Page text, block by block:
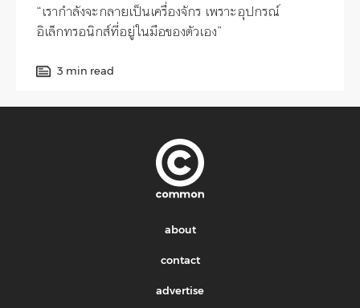
“เรากำลังจะกลายเป็นเครื่องจักร เพราะอุปกรณ์
อิเล็กทรอนิกส์ที่อยู่ในมือของตัวเอง”
3 min read
about
contact
advertise